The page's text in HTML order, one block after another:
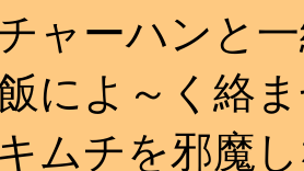
ャーハンと
によ～く絡
ムチを邪魔